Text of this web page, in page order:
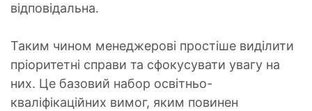
відповідальна.
Таким чином менеджерові простіше виділити
пріоритетні справи та сфокусувати увагу на
них. Це базовий набор освiтньо-
квалiфiкацiйних вимог, яким повинен